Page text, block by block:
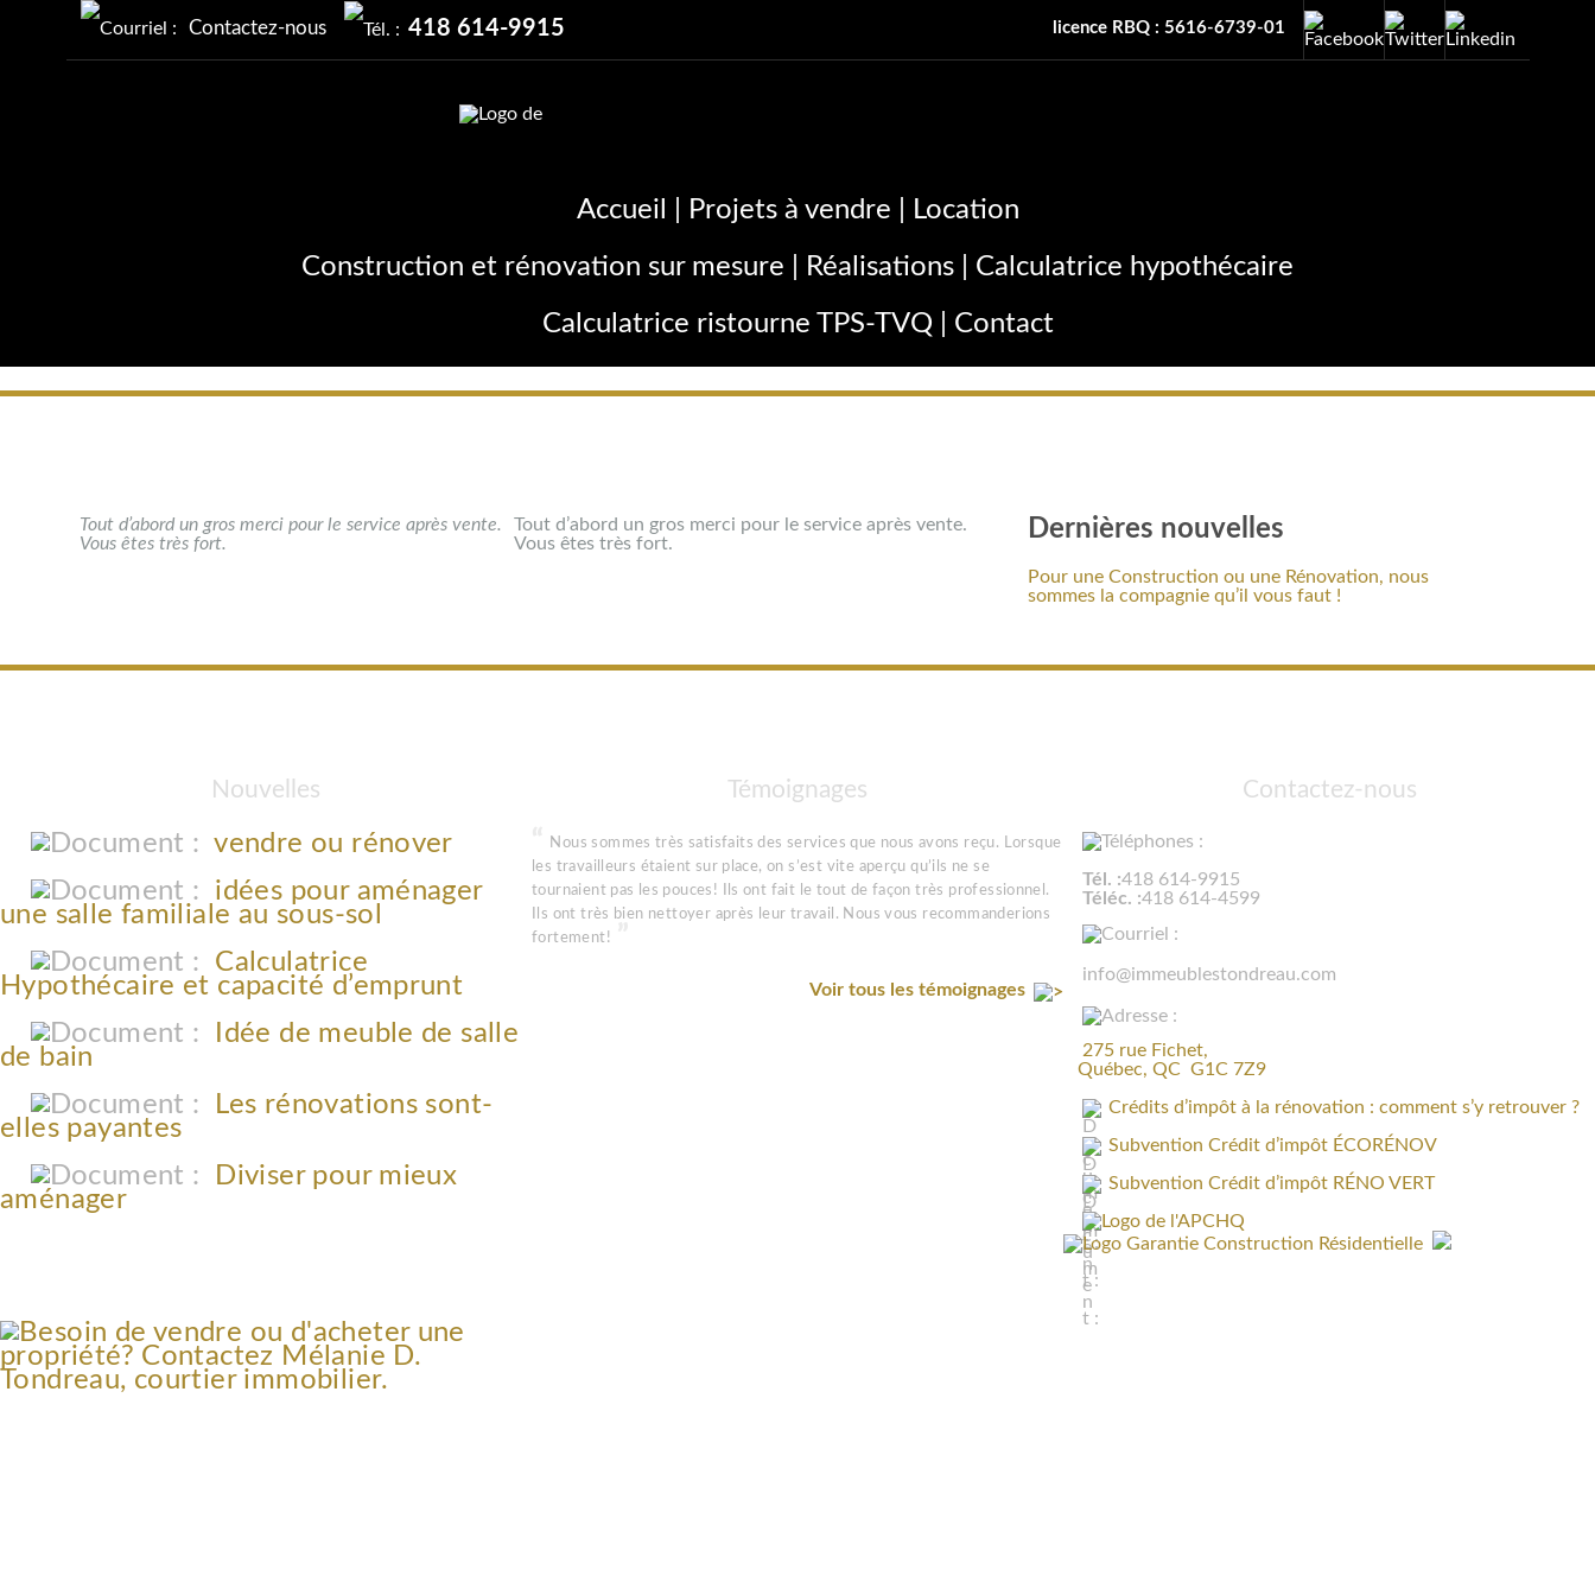
Contactez-nous 418 614-9915 licence RBQ : 5616-6739-01
Accueil Projets à vendre
Location
Construction et rénovation sur mesure
Réalisations
Calculatrice hypothécaire
Calculatrice ristourne TPS-TVQ
Contact
Tout d’abord un gros merci pour le service après vente.
Vous êtes très fort.
Tout d’abord un gros merci pour le service après vente.
Vous êtes très fort.
Dernières nouvelles
Pour une Construction ou une Rénovation, nous
sommes la compagnie qu’il vous faut !
Nouvelles
vendre ou rénover
idées pour aménager
une salle familiale au sous-sol
Calculatrice
Hypothécaire et capacité d’emprunt
Idée de meuble de salle
de bain
Les rénovations sont-
elles payantes
Diviser pour mieux
aménager
Témoignages
Nous sommes très satisfaits des services que nous avons reçu. Lorsque
les travailleurs étaient sur place, on s’est vite aperçu qu’ils ne se
tournaient pas les pouces! Ils ont fait le tout de façon très professionnel.
Ils ont très bien nettoyer après leur travail. Nous vous recommanderions
fortement!
Voir tous les témoignages
Contactez-nous
Tél. :418 614-9915
Téléc. :418 614-4599
info@immeublestondreau.com
275 rue Fichet,
Québec, QC G1C 7Z9
Crédits d’impôt à la rénovation : comment s’y retrouver ?
Subvention Crédit d’impôt ÉCORÉNOV
Subvention Crédit d’impôt RÉNO VERT